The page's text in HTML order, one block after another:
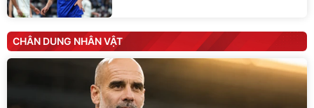
CHÂN DUNG NHÂN VẬT